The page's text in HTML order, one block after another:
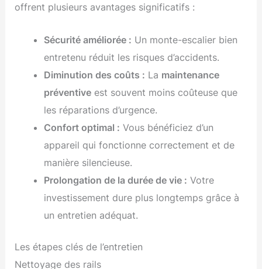
offrent plusieurs avantages significatifs :
Sécurité améliorée : Un monte-escalier bien
entretenu réduit les risques d’accidents.
Diminution des coûts : La maintenance
préventiveest souvent moins coûteuse que
les réparations d’urgence.
Confort optimal : Vous bénéficiez d’un
appareil qui fonctionne correctement et de
manière silencieuse.
Prolongation de la durée de vie : Votre
investissement dure plus longtemps grâce à
un entretien adéquat.
Les étapes clés de l’entretien
Nettoyage des rails